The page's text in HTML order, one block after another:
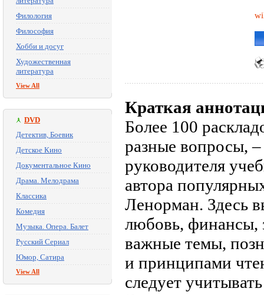
Филология
Философия
Хобби и досуг
Художественная
литература
View All
DVD
Детектив, Боевик
Детское Кино
Документальное Кино
Драма. Мелодрама
Классика
Комедия
Музыка. Опера. Балет
Русский Сериал
Юмор, Сатира
View All
Краткая
Более 100
разные вопросы,
руководителя
автора
Ленорман. Здесь
любовь, финансы,
важные темы,
и принципами
следует